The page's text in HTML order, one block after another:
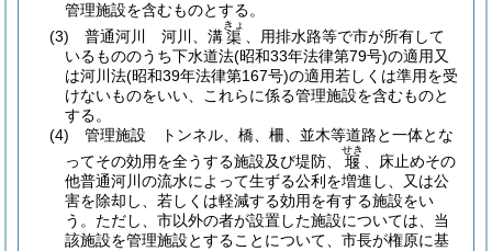
管理施設を含むものとする。
(3)
普通河川 河川、溝渠
きょ
、用排水路等で市が所有して
いるもののうち下水道法(昭和33年法律第79号)の適用又
は河川法(昭和39年法律第167号)の適用若しくは準用を受
けないものをいい、これらに係る管理施設を含むものと
する。
(4)
管理施設 トンネル、橋、柵、並木等道路と一体とな
ってその効用を全うする施設及び堤防、
堰
せき
、床止めその
他普通河川の流水によって生ずる公利を増進し、又は公
害を除却し、若しくは軽減する効用を有する施設をい
う。 ただし、市以外の者が設置した施設については、当
該施設を管理施設とすることについて、市長が権原に基